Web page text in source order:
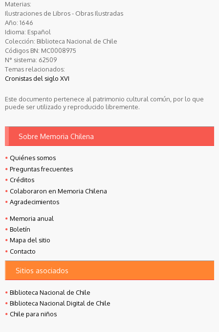
Materias:
Ilustraciones de Libros - Obras Ilustradas
Año: 1646
Idioma: Español
Colección: Biblioteca Nacional de Chile
Códigos BN: MC0008975
N° sistema: 62509
Temas relacionados:
Cronistas del siglo XVI
Este documento pertenece al patrimonio cultural común, por lo que
puede ser utilizado y reproducido libremente.
Sobre Memoria Chilena
Quiénes somos
Preguntas frecuentes
Créditos
Colaboraron en Memoria Chilena
Agradecimientos
Memoria anual
Boletín
Mapa del sitio
Contacto
Sitios asociados
Biblioteca Nacional de Chile
Biblioteca Nacional Digital de Chile
Chile para niños